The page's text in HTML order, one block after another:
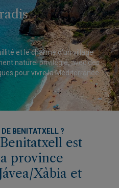
et le charme d'un village
naturel privilégié, avec des
pour vivre la Méditerranée.
BENITATXELL ?
est
province
Xàbia et